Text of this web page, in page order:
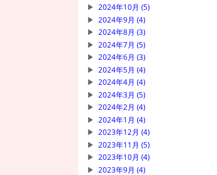
2024年10月 (5)
2024年9月 (4)
2024年8月 (3)
2024年7月 (5)
2024年6月 (3)
2024年5月 (4)
2024年4月 (4)
2024年3月 (5)
2024年2月 (4)
2024年1月 (4)
2023年12月 (4)
2023年11月 (5)
2023年10月 (4)
2023年9月 (4)